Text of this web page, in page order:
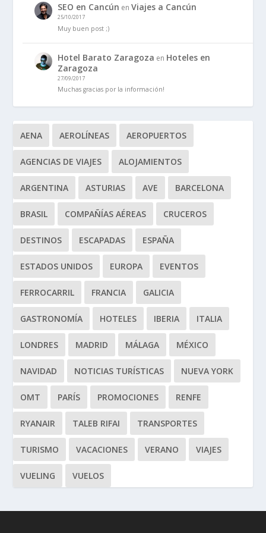
SEO en Cancún enViajes a Cancún
25/10/2017
Muy buen post ;)
Hotel Barato Zaragoza en Hoteles en
Zaragoza
27/09/2017
Muchas gracias por la información!
AENA AEROLÍNEAS AEROPUERTOS
AGENCIAS DE VIAJES ALOJAMIENTOS
ARGENTINA ASTURIAS AVE BARCELONA
BRASIL COMPAÑÍAS AÉREAS CRUCEROS
DESTINOS ESCAPADAS ESPAÑA
ESTADOS UNIDOS EUROPA EVENTOS
FERROCARRIL FRANCIA GALICIA
GASTRONOMÍA HOTELES IBERIA ITALIA
LONDRES MADRID MÁLAGA MÉXICO
NAVIDAD NOTICIAS TURÍSTICAS NUEVA YORK
OMT PARÍS PROMOCIONES RENFE
RYANAIR TALEB RIFAI TRANSPORTES
TURISMO VACACIONES VERANO VIAJES
VUELING VUELOS